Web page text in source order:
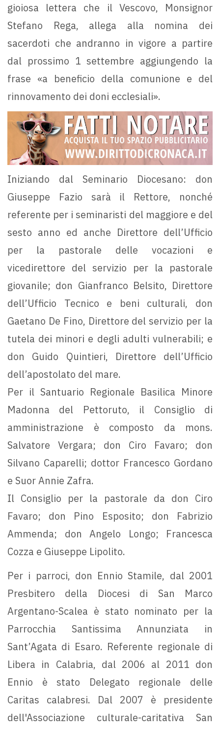
gioiosa lettera che il Vescovo, Monsignor
Stefano Rega, allega alla nomina dei
sacerdoti che andranno in vigore a partire
dal prossimo 1 settembre aggiungendo la
frase «a beneficio della comunione e del
rinnovamento dei doni ecclesiali».
Iniziando dal Seminario Diocesano: don
Giuseppe Fazio sarà il Rettore, nonché
referente per i seminaristi del maggiore e del
sesto anno ed anche Direttore dell’Ufficio
per la pastorale delle vocazioni e
vicedirettore del servizio per la pastorale
giovanile; don Gianfranco Belsito, Direttore
dell’Ufficio Tecnico e beni culturali, don
Gaetano De Fino, Direttore del servizio per la
tutela dei minori e degli adulti vulnerabili; e
don Guido Quintieri, Direttore dell’Ufficio
dell’apostolato del mare.
Per il Santuario Regionale Basilica Minore
Madonna del Pettoruto, il Consiglio di
amministrazione è composto da mons.
Salvatore Vergara; don Ciro Favaro; don
Silvano Caparelli; dottor Francesco Gordano
e Suor Annie Zafra.
Il Consiglio per la pastorale da don Ciro
Favaro; don Pino Esposito; don Fabrizio
Ammenda; don Angelo Longo; Francesca
Cozza e Giuseppe Lipolito.
Per i parroci, don Ennio Stamile, dal 2001
Presbitero della Diocesi di San Marco
Argentano-Scalea è stato nominato per la
Parrocchia Santissima Annunziata in
Sant’Agata di Esaro. Referente regionale di
Libera in Calabria, dal 2006 al 2011 don
Ennio è stato Delegato regionale delle
Caritas calabresi. Dal 2007 è presidente
dell'Associazione culturale-caritativa San